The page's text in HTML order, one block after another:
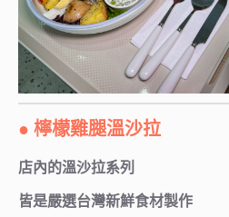
● 檸檬雞腿溫沙拉
店內的溫沙拉系列
皆是嚴選台灣新鮮食材製作